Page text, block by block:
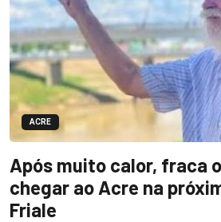
ACRE
Após muito calor, fraca
chegar ao Acre na
Friale